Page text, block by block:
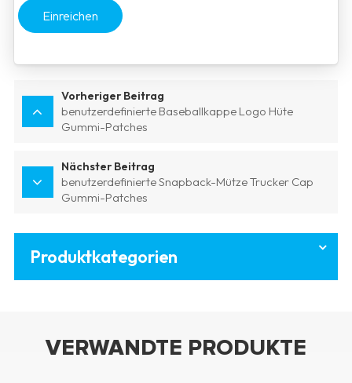
Einreichen
Vorheriger Beitrag
benutzerdefinierte Baseballkappe Logo Hüte
Gummi-Patches
Nächster Beitrag
benutzerdefinierte Snapback-Mütze Trucker Cap
Gummi-Patches
Produktkategorien
VERWANDTE PRODUKTE